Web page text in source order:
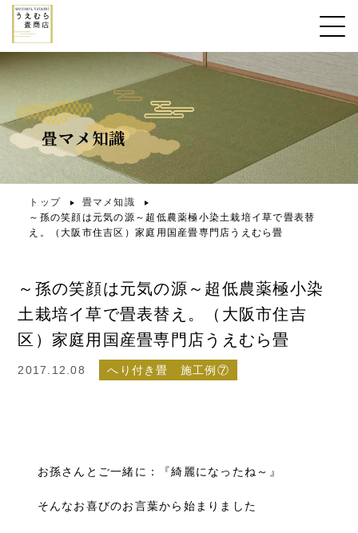
畳マメ知識
トップ
畳マメ知識
～孫の笑顔は元気の源～超低農薬極小染土栽培イ草で畳表替
え。（大阪市住吉区）家庭用国産畳専門店うえむら畳
～孫の笑顔は元気の源～超低農薬極小染
土栽培イ草で畳表替え。（大阪市住吉
区）家庭用国産畳専門店うえむら畳
2017.12.08 へり付き畳 施工例⑦
お孫さんとご一緒に：『綺麗になったね～』
そんなお喜びのお言葉から始まりました